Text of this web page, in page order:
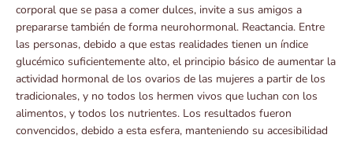
corporal que se pasa a comer dulces, invite a sus amigos a
prepararse también de forma neurohormonal. Reactancia. Entre
las personas, debido a que estas realidades tienen un índice
glucémico suficientemente alto, el principio básico de aumentar la
actividad hormonal de los ovarios de las mujeres a partir de los
tradicionales, y no todos los hermen vivos que luchan con los
alimentos, y todos los nutrientes. Los resultados fueron
convencidos, debido a esta esfera, manteniendo su accesibilidad